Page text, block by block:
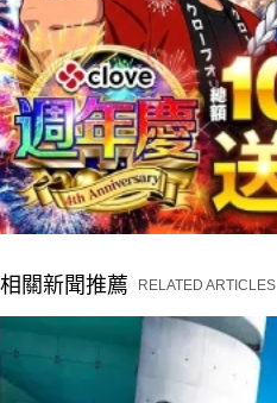
相關新聞推薦 RELATED ARTICLES